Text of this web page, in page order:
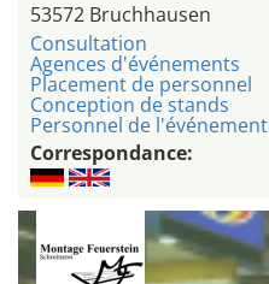
53572 Bruchhausen
Consultation
Agences d'événements
Placement de personnel
Conception de stands
Personnel de l'événement
Correspondance: